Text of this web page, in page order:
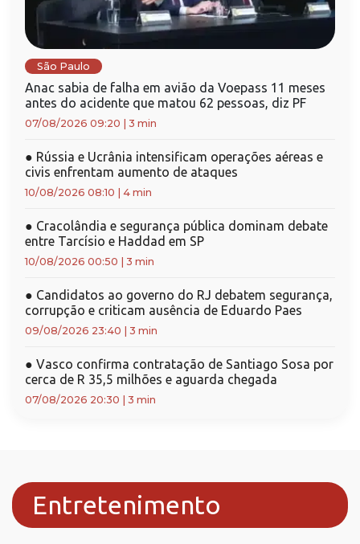
São Paulo
Anac sabia de falha em avião da Voepass 11 meses
antes do acidente que matou 62 pessoas, diz PF
07/08/2026 09:20 3 min
● Rússia e Ucrânia intensificam operações aéreas e
civis enfrentam aumento de ataques
10/08/2026 08:10 4 min
● Cracolândia e segurança pública dominam debate
entre Tarcísio e Haddad em SP
10/08/2026 00:50 3 min
● Candidatos ao governo do RJ debatem segurança,
corrupção e criticam ausência de Eduardo Paes
09/08/2026 23:40 3 min
● Vasco confirma contratação de Santiago Sosa por
cerca de R 35,5 milhões e aguarda chegada
07/08/2026 20:30 3 min
Entretenimento